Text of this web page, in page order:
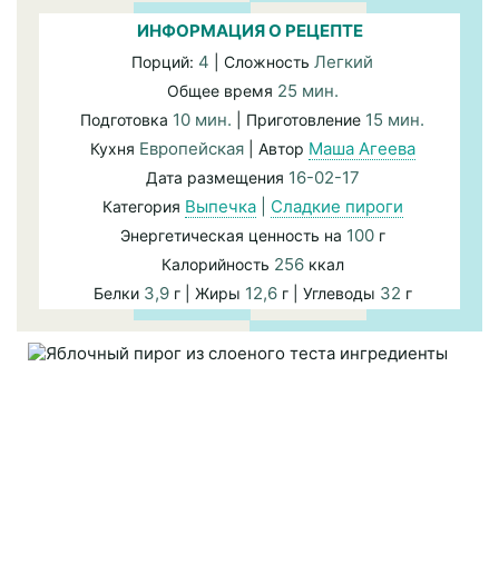
ИНФОРМАЦИЯ О РЕЦЕПТЕ
Порций: 4 | Сложность Легкий
Общее время 25 мин.
Подготовка 10 мин. | Приготовление 15 мин.
Кухня Европейская| Автор Маша Агеева
Дата размещения 16-02-17
Категория Выпечка| Сладкие пироги
Энергетическая ценность на 100г
Калорийность 256ккал
Белки 3,9г | Жиры 12,6г | Углеводы 32 г